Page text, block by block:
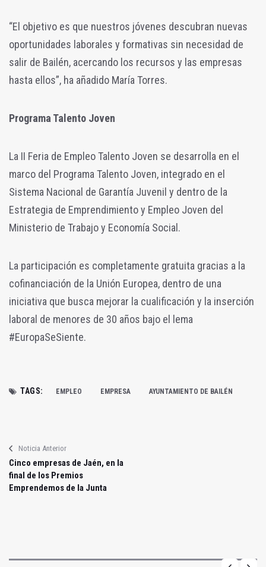
“El objetivo es que nuestros jóvenes descubran nuevas
oportunidades laborales y formativas sin necesidad de
salir de Bailén, acercando los recursos y las empresas
hasta ellos”, ha añadido María Torres.
Programa Talento Joven
La II Feria de Empleo Talento Joven se desarrolla en el
marco del Programa Talento Joven, integrado en el
Sistema Nacional de Garantía Juvenil y dentro de la
Estrategia de Emprendimiento y Empleo Joven del
Ministerio de Trabajo y Economía Social.
La participación es completamente gratuita gracias a la
cofinanciación de la Unión Europea, dentro de una
iniciativa que busca mejorar la cualificación y la inserción
laboral de menores de 30 años bajo el lema
#EuropaSeSiente.
TAGS: EMPLEO EMPRESA AYUNTAMIENTO DE BAILÉN
Noticia Anterior
Cinco empresas de Jaén, en la
final de los Premios
Emprendemos de la Junta